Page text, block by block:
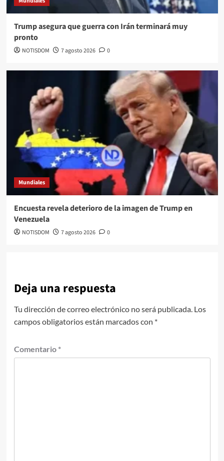
Trump asegura que guerra con Irán terminará muy
pronto
NOTISDOM 7 agosto 2026 0
Mundiales
Encuesta revela deterioro de la imagen de Trump en
Venezuela
NOTISDOM 7 agosto 2026 0
Deja una respuesta
Tu dirección de correo electrónico no será publicada. Los
campos obligatorios están marcados con *
Comentario *